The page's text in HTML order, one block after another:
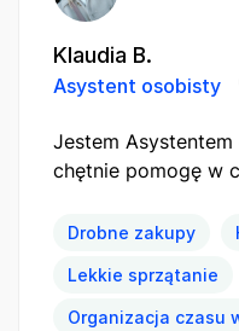
Klaudia B.
Asystent osobisty
Jestem Asystentem
chętnie pomogę w
Drobne zakupy
Lekkie sprzątanie
Organizacja czasu